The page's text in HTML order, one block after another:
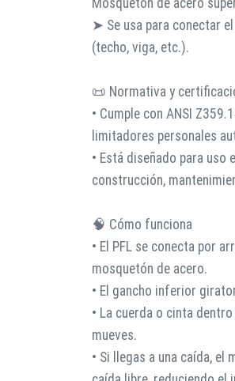
Mosquetón de acero
➤ Se usa para conectar
(techo, viga, etc.).
📜 Normativa y
• Cumple con ANSI
limitadores personales
• Está diseñado para
construcción,
🧠 Cómo funciona
• El PFL se conecta por
mosquetón de acero.
• El gancho inferior
• La cuerda o cinta
mueves.
• Si llegas a una caída,